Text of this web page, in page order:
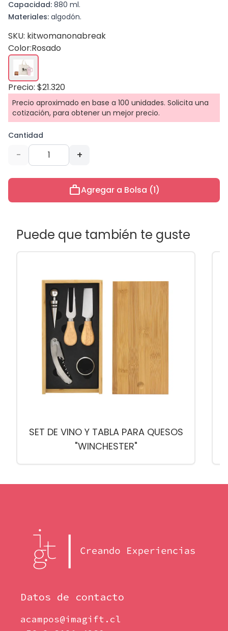
Capacidad: 880 ml.
Materiales: algodón.
SKU: kitwomanonabreak
Color:Rosado
Precio: $21.320
Precio aproximado en base a 100 unidades. Solicita una
cotización, para obtener un mejor precio.
Cantidad
- +
workAgregar a Bolsa (1)
Puede que también te guste
SET DE VINO Y TABLA PARA QUESOS
"WINCHESTER"
Datos de contacto
acampos@imagift.cl